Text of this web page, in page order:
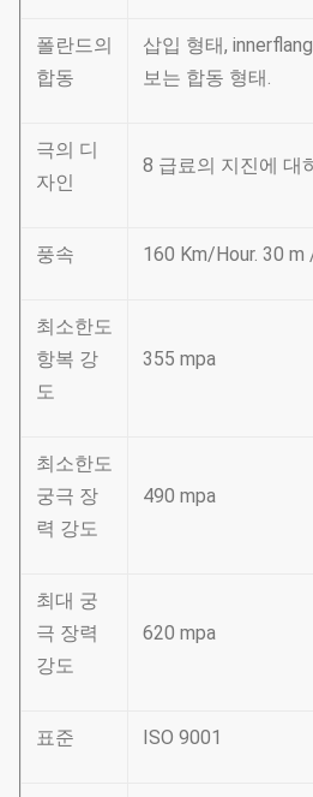
폴란드의
합동
삽입 형태,
보는 합동 형태.
극의 디
자인
8 급료의 지진에 대
풍속 160 Km/Hour. 30 m
최소한도
항복 강
도
355 mpa
최소한도
궁극 장
력 강도
490 mpa
최대 궁
극 장력
강도
620 mpa
표준 ISO 9001